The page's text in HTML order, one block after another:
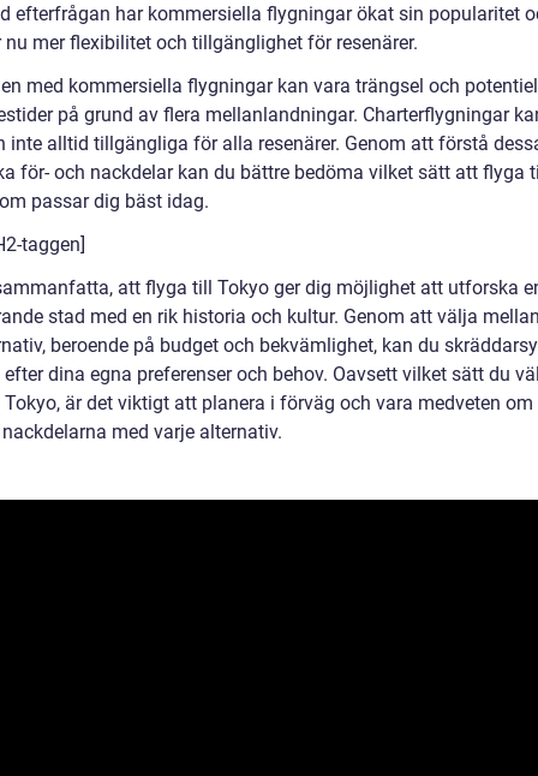
efterfrågan har kommersiella flygningar ökat sin popularitet
nu mer flexibilitet och tillgänglighet för resenärer.
med kommersiella flygningar kan vara trängsel och
på grund av flera mellanlandningar. Charterflygningar
inte alltid tillgängliga för alla resenärer. Genom att förstå
för- och nackdelar kan du bättre bedöma vilket sätt att flyga
passar dig bäst idag.
taggen]
att flyga till Tokyo ger dig möjlighet att utforska
stad med en rik historia och kultur. Genom att välja
beroende på budget och bekvämlighet, kan du
dina egna preferenser och behov. Oavsett vilket sätt du
är det viktigt att planera i förväg och vara medveten om
med varje alternativ.